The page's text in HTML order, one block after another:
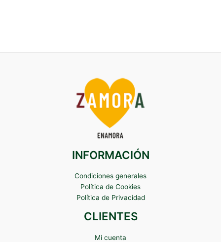
INFORMACIÓN
Condiciones generales
Política de Cookies
Política de Privacidad
CLIENTES
Mi cuenta